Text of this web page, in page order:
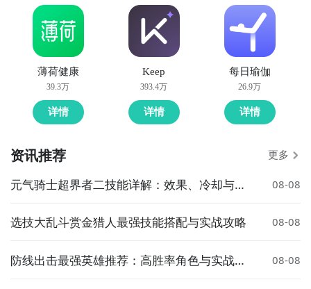
薄荷健康
39.3万
详情
Keep
393.4万
详情
每日瑜伽
26.9万
详情
资讯推荐 更多
元气骑士超界者二技能详解：效果、冷却与实
08-08
选技大乱斗赏金猎人最强技能搭配与实战攻略 08-08
防线出击最强英雄推荐：高胜率角色与实战搭
08-08